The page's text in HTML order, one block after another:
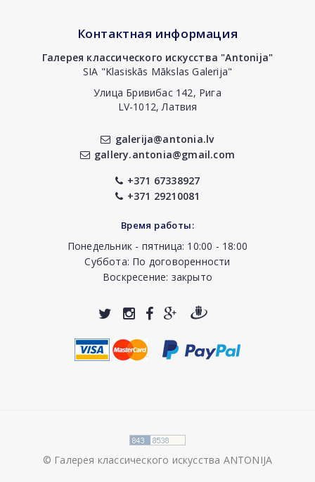
Контактная информация
Галерея классического искусства "Antonija"
SIA "Klasiskās Mākslas Galerija"
Улица Бривибас 142, Рига
LV-1012, Латвия
galerija@antonia.lv
gallery.antonia@gmail.com
+371 67338927
+371 29210081
Время работы:
Понедельник - пятница: 10:00 - 18:00
Суббота: По договоренности
Воскресение: закрыто
© Галерея классического искусства ANTONIJA